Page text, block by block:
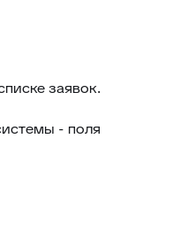
заявок.
- поля